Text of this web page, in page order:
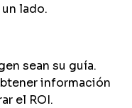
lado.
sean su guía.
información
el ROI.